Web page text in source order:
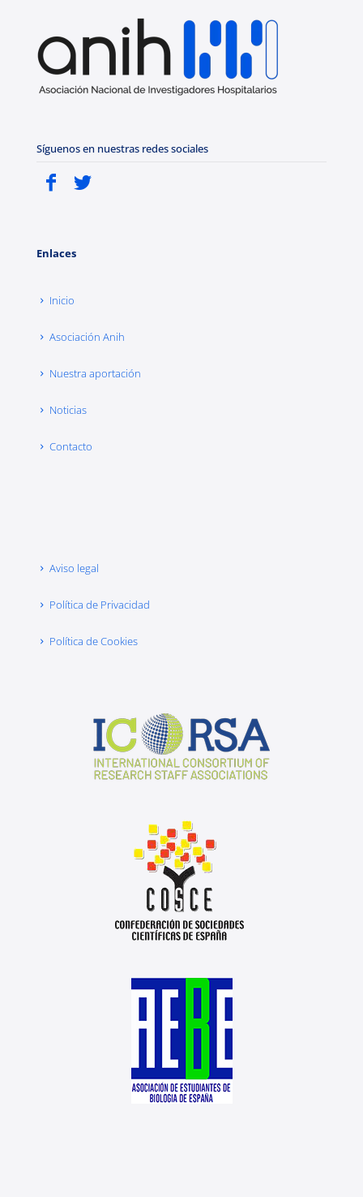
Síguenos en nuestras redes sociales
Enlaces
Inicio
Asociación Anih
Nuestra aportación
Noticias
Contacto
Aviso legal
Política de Privacidad
Política de Cookies